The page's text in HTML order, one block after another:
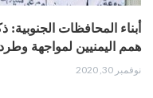
همم اليمنيين لمواجهة
نوفمبر 30, 2020